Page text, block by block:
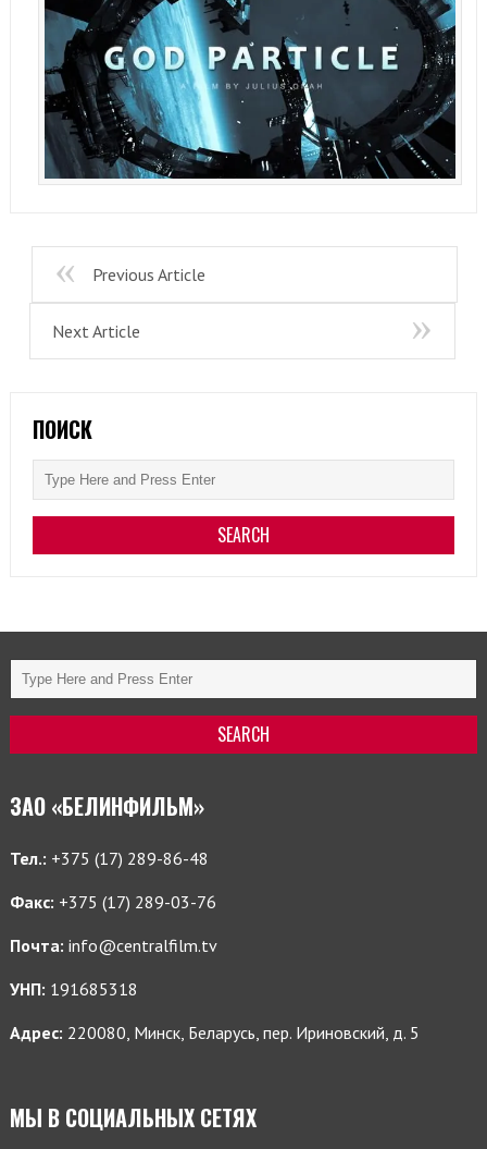
Previous Article
Next Article
ПОИСК
ЗАО «БЕЛИНФИЛЬМ»
Тел.: +375 (17) 289-86-48
Факс: +375 (17) 289-03-76
Почта: info@centralfilm.tv
УНП: 191685318
Адрес: 220080, Минск, Беларусь, пер. Ириновский, д. 5
МЫ В СОЦИАЛЬНЫХ СЕТЯХ